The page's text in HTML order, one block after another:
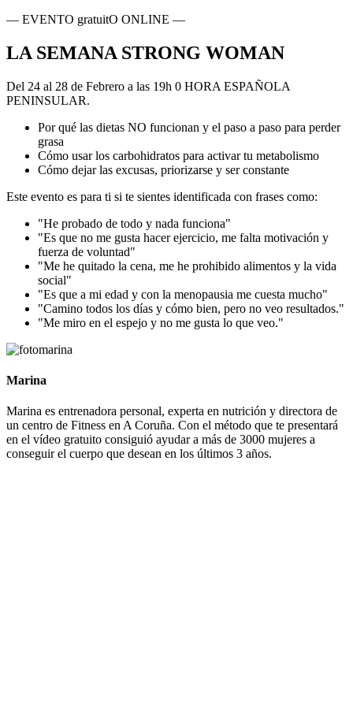
— EVENTO gratuitO ONLINE —
LA SEMANA STRONG WOMAN
Del 24 al 28 de Febrero a las 19h 0 HORA ESPAÑOLA
PENINSULAR.
Por qué las dietas NO funcionan y el paso a paso para perder
grasa
Cómo usar los carbohidratos para activar tu metabolismo
Cómo dejar las excusas, priorizarse y ser constante
Este evento es para ti si te sientes identificada con frases como:
"He probado de todo y nada funciona"
"Es que no me gusta hacer ejercicio, me falta motivación y
fuerza de voluntad"
"Me he quitado la cena, me he prohibido alimentos y la vida
social"​
"Es que a mi edad y con la menopausia me cuesta mucho"
"Camino todos los días y cómo bien, pero no veo resultados."
"Me miro en el espejo y no me gusta lo que veo."
Marina
Marina es entrenadora personal, experta en nutrición y directora de
un centro de Fitness en A Coruña. Con el método que te presentará
en el vídeo gratuito consiguió ayudar a más de 3000 mujeres a
conseguir el cuerpo que desean en los últimos 3 años.